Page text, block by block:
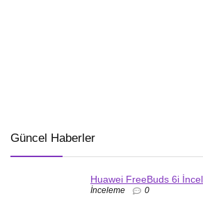
Güncel Haberler
Huawei FreeBuds 6i
İnceleme 0